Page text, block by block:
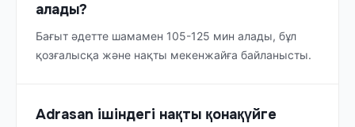
алады?
Бағыт әдетте шамамен 105-125 мин алады, бұл
қозғалысқа және нақты мекенжайға байланысты.
Adrasan ішіндегі нақты қонақүйге